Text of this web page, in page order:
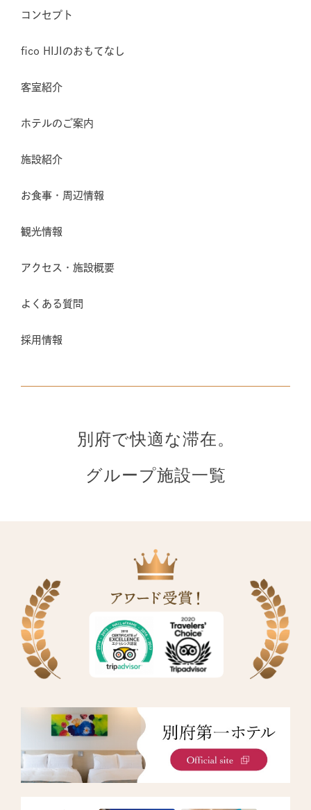
コンセプト
fico HIJIのおもてなし
客室紹介
ホテルのご案内
施設紹介
お食事・周辺情報
観光情報
アクセス・施設概要
よくある質問
採用情報
別府で快適な滞在。
グループ施設一覧